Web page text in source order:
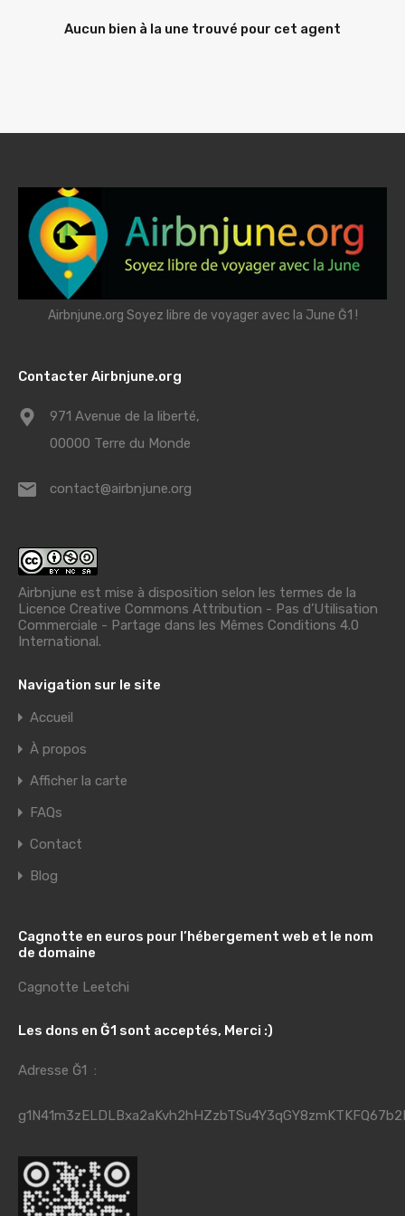
Aucun bien à la une trouvé pour cet agent
Airbnjune.org Soyez libre de voyager avec la June Ğ1 !
Contacter Airbnjune.org
971 Avenue de la liberté,
00000 Terre du Monde
contact@airbnjune.org
Airbnjune est mise à disposition selon les termes de la
Licence Creative Commons Attribution - Pas d’Utilisation
Commerciale - Partage dans les Mêmes Conditions 4.0
International.
Navigation sur le site
Accueil
À propos
Afficher la carte
FAQs
Contact
Blog
Cagnotte en euros pour l’hébergement web et le nom
de domaine
Cagnotte Leetchi
Les dons en Ğ1 sont acceptés, Merci :)
Adresse Ğ1 :